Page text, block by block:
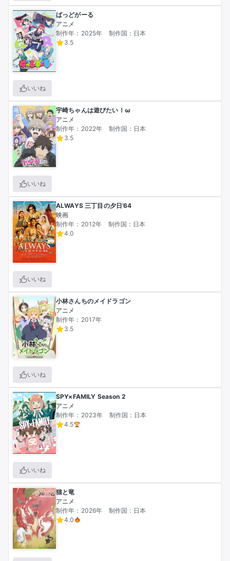
ばっどがーる
アニメ
制作年：2025年
制作国：日本
3.5
いいね
宇崎ちゃんは遊びたい！ω
アニメ
制作年：2022年
制作国：日本
3.5
いいね
ALWAYS 三丁目の夕日’64
映画
制作年：2012年
制作国：日本
4.0
いいね
小林さんちのメイドラゴン
アニメ
制作年：2017年
3.5
いいね
SPY×FAMILY Season 2
アニメ
制作年：2023年
制作国：日本
4.5
いいね
猫と竜
アニメ
制作年：2026年
制作国：日本
4.0